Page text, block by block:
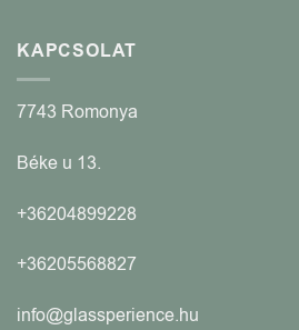
KAPCSOLAT
7743 Romonya
Béke u 13.
+36204899228
+36205568827
info@glassperience.hu